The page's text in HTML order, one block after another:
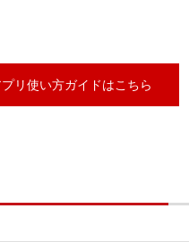
リ使い方ガイドはこちら